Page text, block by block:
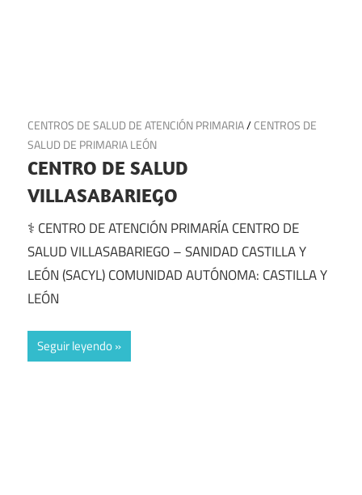
14 de julio de 2025
CENTROS DE SALUD DE ATENCIÓN PRIMARIA/CENTROS DE
SALUD DE PRIMARIA LEÓN
CENTRO DE SALUD
VILLASABARIEGO
⚕️ CENTRO DE ATENCIÓN PRIMARÍA CENTRO DE
SALUD VILLASABARIEGO – SANIDAD CASTILLA Y
LEÓN (SACYL) COMUNIDAD AUTÓNOMA: CASTILLA Y
LEÓN
Seguir leyendo